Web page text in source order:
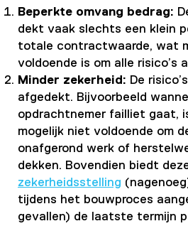
Beperkte omvang bedrag:
dekt vaak slechts een klein
totale contractwaarde, wat
voldoende is om alle risico’s
Minder zekerheid: De
afgedekt. Bijvoorbeeld
opdrachtnemer failliet gaat,
mogelijk niet voldoende om
onafgerond werk of
dekken. Bovendien biedt
zekerheidsstelling
tijdens het bouwproces
gevallen) de laatste termijn